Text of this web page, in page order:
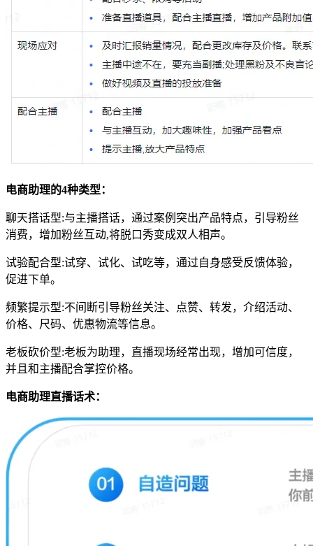
电商助理的4种类型：
聊天搭话型:与主播搭话，通过案例突出产品特点，引导粉丝
消费，增加粉丝互动,将脱口秀变成双人相声。
试验配合型:试穿、试化、试吃等，通过自身感受反馈体验，
促进下单。
频繁提示型:不间断引导粉丝关注、点赞、转发，介绍活动、
价格、尺码、优惠物流等信息。
老板砍价型:老板为助理，直播现场经常出现，增加可信度，
并且和主播配合掌控价格。
电商助理直播话术：